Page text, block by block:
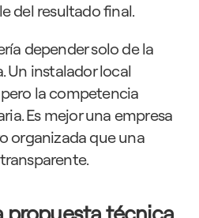
del resultado final.
depender solo de la
Un instalador local
la competencia
Es mejor una empresa
organizada que una